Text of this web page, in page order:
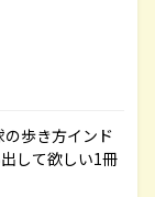
歩き方インド
して欲しい1冊